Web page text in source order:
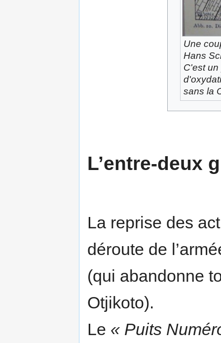
Une
Hans
C'est
sans la
L’entre-deux
La reprise des
déroute de
(qui abandonne
Otjikoto).
Le « Puits